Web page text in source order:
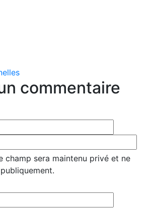
commentaire
champ sera maintenu privé et ne